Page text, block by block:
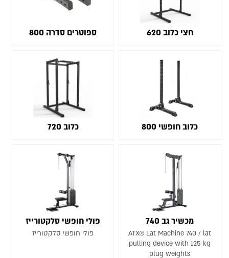
חצי כלוב 620 ספוטרים סדרה 800
כלוב חופשי 800 כלוב 720
מכשיר גב 740
ATX® Lat Machine 740 / lat
pulling device with 125 kg
plug weights
פולי חופשי סלקטורייז
פולי חופשי סלקטורייז